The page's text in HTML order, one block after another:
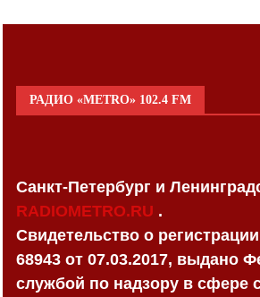
РАДИО «METRO» 102.4 FM
Санкт-Петербург и
RADIOMETRO.RU .
Свидетельство о
68943 от 07.03.2017, выдано
службой по надзору в сфере